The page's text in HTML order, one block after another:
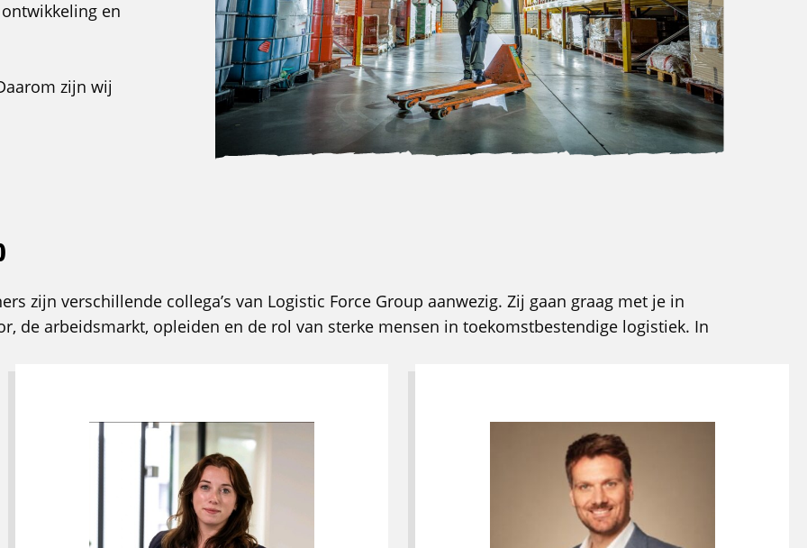
en
zijn wij
zijn verschillende collega’s van Logistic Force Group aanwezig. Zij gaan graag met je in
de arbeidsmarkt, opleiden en de rol van sterke mensen in toekomstbestendige logistiek. In